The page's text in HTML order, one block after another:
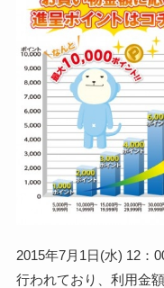
2015年7月1日(水) 12：
行われており、利用金